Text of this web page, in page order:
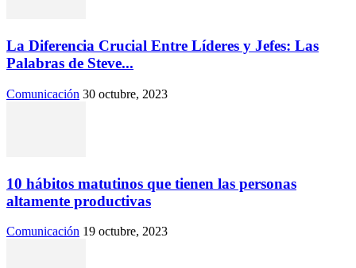
La Diferencia Crucial Entre Líderes y Jefes: Las
Palabras de Steve...
Comunicación 30 octubre, 2023
10 hábitos matutinos que tienen las personas
altamente productivas
Comunicación 19 octubre, 2023